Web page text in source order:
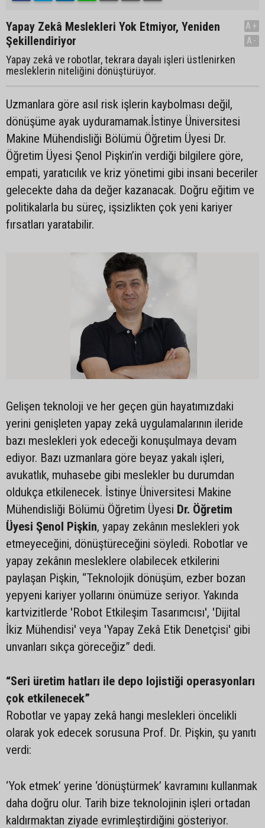
Yapay Zekâ Meslekleri Yok Etmiyor, Yeniden
Şekillendiriyor
Yapay zekâ ve robotlar, tekrara dayalı işleri üstlenirken
mesleklerin niteliğini dönüştürüyor.
A+
A-
Uzmanlara göre asıl risk işlerin kaybolması değil,
dönüşüme ayak uyduramamak.İstinye Üniversitesi
Makine Mühendisliği Bölümü Öğretim Üyesi Dr.
Öğretim Üyesi Şenol Pişkin’in verdiği bilgilere göre,
empati, yaratıcılık ve kriz yönetimi gibi insani beceriler
gelecekte daha da değer kazanacak. Doğru eğitim ve
politikalarla bu süreç, işsizlikten çok yeni kariyer
fırsatları yaratabilir.
Gelişen teknoloji ve her geçen gün hayatımızdaki
yerini genişleten yapay zekâ uygulamalarının ileride
bazı meslekleri yok edeceği konuşulmaya devam
ediyor. Bazı uzmanlara göre beyaz yakalı işleri,
avukatlık, muhasebe gibi meslekler bu durumdan
oldukça etkilenecek. İstinye Üniversitesi Makine
Mühendisliği Bölümü Öğretim Üyesi Dr. Öğretim
Üyesi Şenol Pişkin, yapay zekânın meslekleri yok
etmeyeceğini, dönüştüreceğini söyledi. Robotlar ve
yapay zekânın mesleklere olabilecek etkilerini
paylaşan Pişkin, “Teknolojik dönüşüm, ezber bozan
yepyeni kariyer yollarını önümüze seriyor. Yakında
kartvizitlerde 'Robot Etkileşim Tasarımcısı', 'Dijital
İkiz Mühendisi' veya 'Yapay Zekâ Etik Denetçisi' gibi
unvanları sıkça göreceğiz” dedi.
“Seri üretim hatları ile depo lojistiği operasyonları
çok etkilenecek”
Robotlar ve yapay zekâ hangi meslekleri öncelikli
olarak yok edecek sorusuna Prof. Dr. Pişkin, şu yanıtı
verdi:
‘Yok etmek’ yerine ‘dönüştürmek’ kavramını kullanmak
daha doğru olur. Tarih bize teknolojinin işleri ortadan
kaldırmaktan ziyade evrimleştirdiğini gösteriyor.